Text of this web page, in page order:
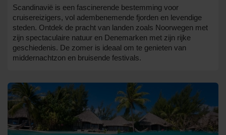
Scandinavië is een fascinerende bestemming voor
cruisereizigers, vol adembenemende fjorden en levendige
steden. Ontdek de pracht van landen zoals Noorwegen met
zijn spectaculaire natuur en Denemarken met zijn rijke
geschiedenis. De zomer is ideaal om te genieten van
middernachtzon en bruisende festivals.